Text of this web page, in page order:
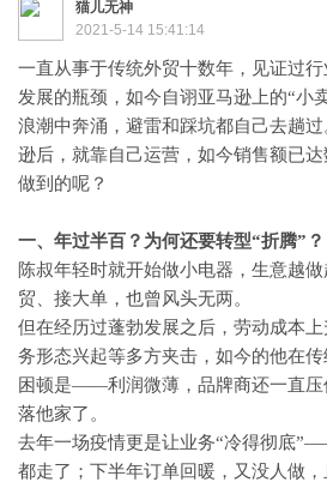
猫儿无神
2021-5-14 15:41:14
一直从事于传统外贸十数年，见证过
发展的瓶颈，如今自诩亚马逊上的“小
浪潮中奔涌，避雷和踩坑都自己去趟
逊后，就靠自己运营，如今销售额已
做到的呢？
一、年过半百？为何还要转型“折腾”？
陈叔年轻时就开始做小电器，生意越
贸、接大单，也曾风头无两。
但在经历过蓬勃发展之后，劳动成本
务形态兴起等多方夹击，如今的他在
困顿是——利润微薄，品牌商还一直压
落他家了。
去年一场疫情更是让业务“冷得彻底
都走了；下半年订单回暖，又没人做